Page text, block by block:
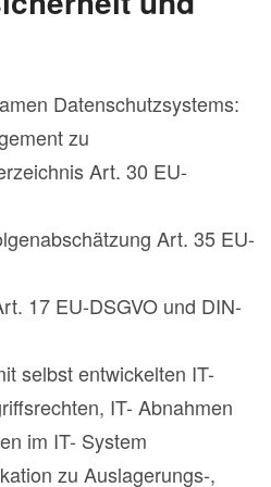
Datenschutzsystems:
zu
Art. 30 EU-
Art. 35 EU-
17 EU-DSGVO und DIN-
selbst entwickelten IT-
IT- Abnahmen
im IT- System
zu Auslagerungs-,